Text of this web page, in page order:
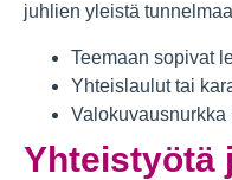
juhlien yleistä
Teemaan sopivat
Yhteislaulut tai
Yhteistyötä